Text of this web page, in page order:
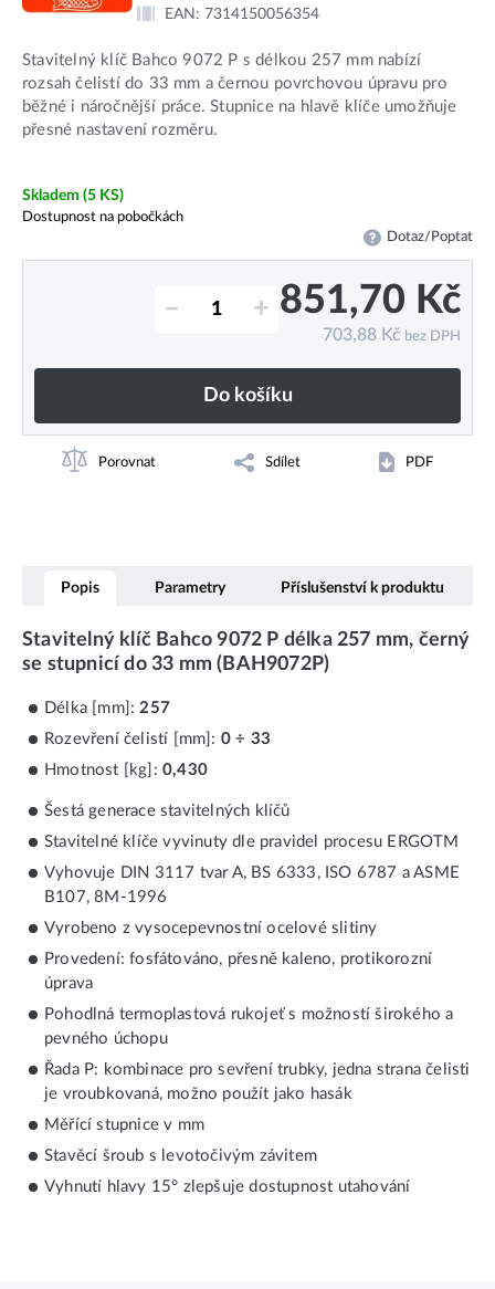
EAN: 7314150056354
Stavitelný klíč Bahco 9072 P s délkou 257 mm nabízí
rozsah čelistí do 33 mm a černou povrchovou úpravu pro
běžné i náročnější práce. Stupnice na hlavě klíče umožňuje
přesné nastavení rozměru.
Skladem (5 KS)
Dostupnost na pobočkách
Dotaz/Poptat
– + 851,70 Kč
703,88 Kč bez DPH
Do košíku
Porovnat Sdílet PDF
Popis Parametry Příslušenství k produktu
Stavitelný klíč Bahco 9072 P délka 257 mm, černý
se stupnicí do 33 mm (BAH9072P)
Délka [mm]: 257
Rozevření čelistí [mm]: 0 ÷ 33
Hmotnost [kg]: 0,430
Šestá generace stavitelných klíčů
Stavitelné klíče vyvinuty dle pravidel procesu ERGOTM
Vyhovuje DIN 3117 tvar A, BS 6333, ISO 6787 a ASME
B107, 8M-1996
Vyrobeno z vysocepevnostní ocelové slitiny
Provedení: fosfátováno, přesně kaleno, protikorozní
úprava
Pohodlná termoplastová rukojeť s možností širokého a
pevného úchopu
Řada P: kombinace pro sevření trubky, jedna strana čelisti
je vroubkovaná, možno použít jako hasák
Měřící stupnice v mm
Stavěcí šroub s levotočivým závitem
Vyhnutí hlavy 15° zlepšuje dostupnost utahování